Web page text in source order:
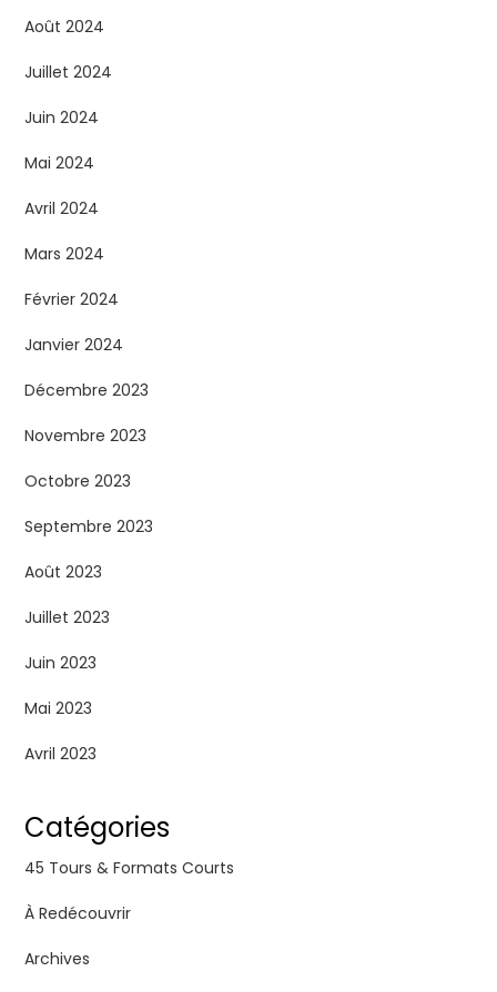
Août 2024
Juillet 2024
Juin 2024
Mai 2024
Avril 2024
Mars 2024
Février 2024
Janvier 2024
Décembre 2023
Novembre 2023
Octobre 2023
Septembre 2023
Août 2023
Juillet 2023
Juin 2023
Mai 2023
Avril 2023
Catégories
45 Tours & Formats Courts
À Redécouvrir
Archives